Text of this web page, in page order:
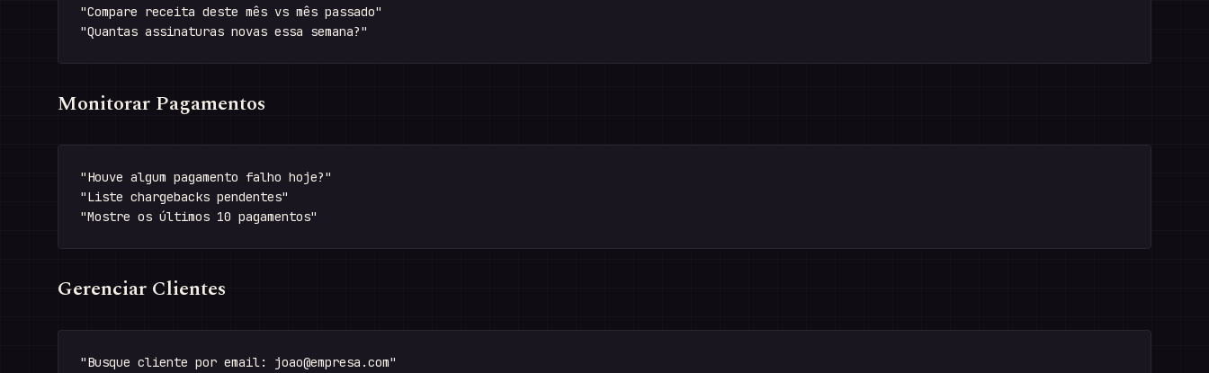
"Compare receita deste mês vs mês passado"
Monitorar Pagamentos
"Houve algum pagamento falho hoje?"
"Liste chargebacks pendentes"
Gerenciar Clientes
"Busque cliente por email: joao@empresa.com"